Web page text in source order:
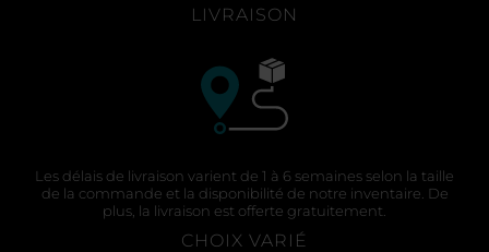
LIVRAISON
Les délais de livraison varient de 1 à 6 semaines selon la taille
de la commande et la disponibilité de notre inventaire. De
plus, la livraison est offerte gratuitement.
CHOIX VARIÉ